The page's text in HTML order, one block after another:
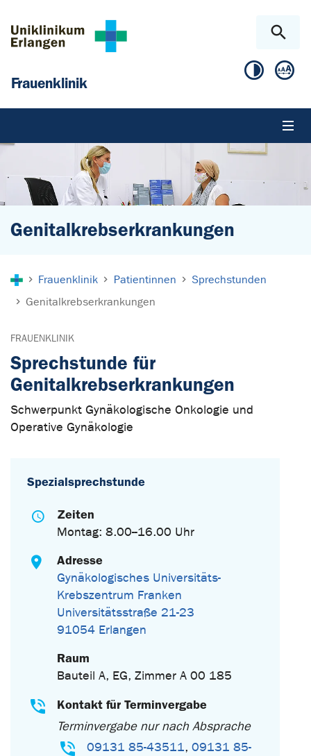
Frauenklinik
Genitalkrebserkrankungen
Frauenklinik Patientinnen
Sprechstunden
Genitalkrebserkrankungen
FRAUENKLINIK
Sprechstunde für
Genitalkrebserkrankungen
Schwerpunkt Gynäkologische Onkologie und
Operative Gynäkologie
Spezialsprechstunde
Zeiten
Montag: 8.00--16.00 Uhr
Adresse
Gynäkologisches Universitäts-
Krebszentrum Franken
Universitätsstraße 21-23
91054 Erlangen
Raum
Bauteil A, EG, Zimmer A 00 185
Kontakt für Terminvergabe
Terminvergabe nur nach Absprache
09131 85-43511,09131 85-